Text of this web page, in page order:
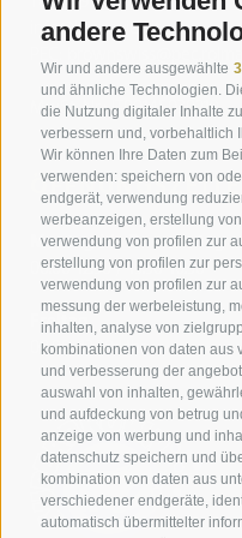
andere
Wir und andere ausgewählte
und ähnliche Technologien.
die Nutzung digitaler Inhalte
verbessern und, vorbehaltlich
Wir können Ihre Daten zum
verwenden: speichern von
endgerät, verwendung
werbeanzeigen, erstellung
verwendung von profilen zur
erstellung von profilen zur
verwendung von profilen zur
messung der werbeleistung,
inhalten, analyse von
kombinationen von daten aus
und verbesserung der
auswahl von inhalten,
und aufdeckung von betrug
anzeige von werbung und
datenschutz speichern und
kombination von daten aus
verschiedener endgeräte,
automatisch übermittelter
info@braunvieh.it
PEC:
MwSt. Nr.: IT00145030219
Montag bis Donnerstag
08.00-12.30 / 13.30-16.30
Freitag
08.00.-13.30 Uhr